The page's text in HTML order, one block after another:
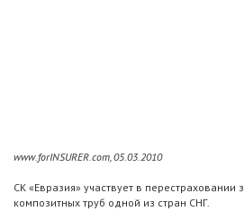
www.forINSURER.com, 05.03.2010
СК «Евразия» участвует в
композитных труб одной из стран СНГ.